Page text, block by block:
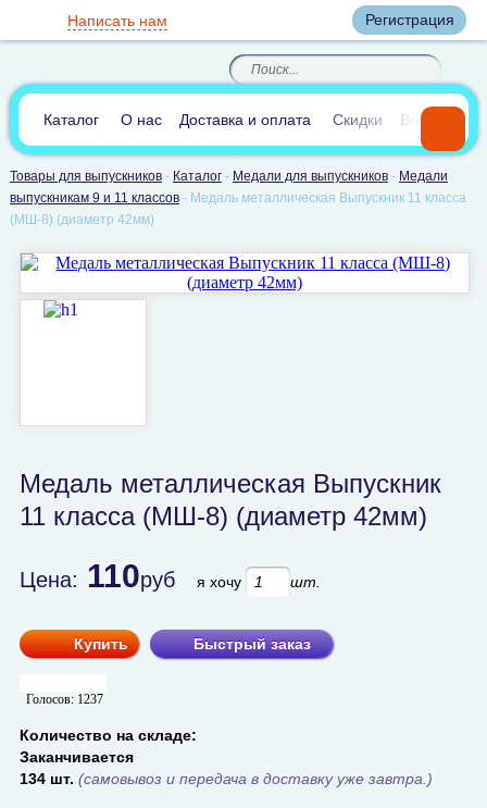
Регистрация
8(812)385-66-65
8(905) 700-70-04
По России звонок
бесплатный
(круглосуточно)
Написать нам
В сравнении:0
Каталог О нас Доставка и оплата Скидки Вопросы и
Товары для выпускников- Каталог- Медали для выпускников- Медали
выпускникам 9 и 11 классов- Медаль металлическая Выпускник 11 класса
(МШ-8) (диаметр 42мм)
Медаль металлическая Выпускник
11 класса (МШ-8) (диаметр 42мм)
Цена: 110руб я хочу шт.
Купить Быстрый заказ
Голосов: 1237
Количество на складе:
Заканчивается
134 шт. (самовывоз и передача в доставку уже завтра.)